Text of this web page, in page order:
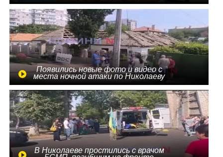
Появились новые фото и видео с
места ночной атаки по Николаеву
В Николаеве простились с врачом